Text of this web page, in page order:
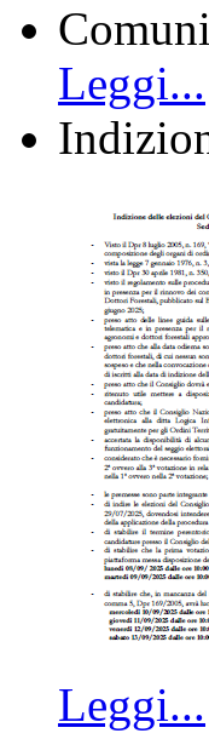
Leggi...
Leggi...